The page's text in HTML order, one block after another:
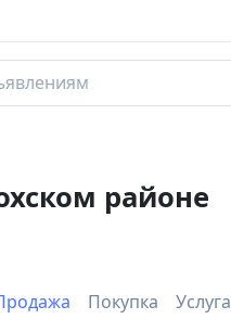
районе
Покупка Услуга